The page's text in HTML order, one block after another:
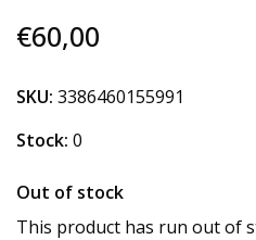
€60,00
SKU: 3386460155991
Stock: 0
Out of stock
This product has run out of